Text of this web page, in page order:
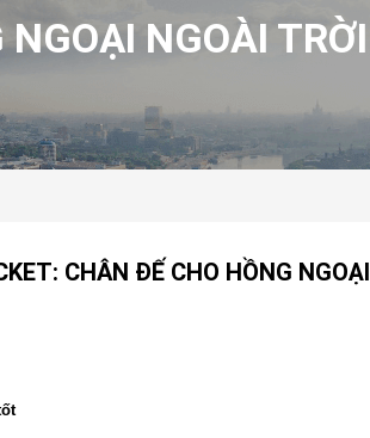
NGOÀI TRỜI
CHÂN ĐẾ CHO HỒNG NGOẠI